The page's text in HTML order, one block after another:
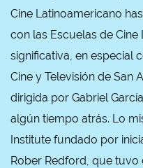
Cine Latinoamericano
con las Escuelas de
significativa, en especial
Cine y Televisión de San
dirigida por Gabriel
algún tiempo atrás. Lo
Institute fundado por
Rober Redford, que